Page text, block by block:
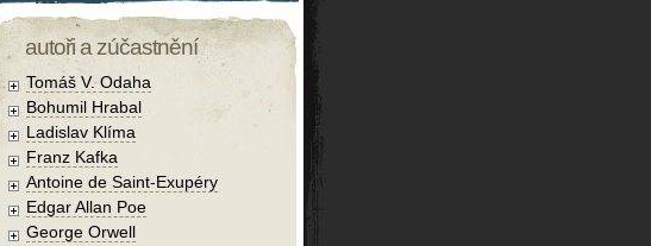
autoři a zúčastnění
Tomáš V. Odaha
Bohumil Hrabal
Ladislav Klíma
Franz Kafka
Antoine de Saint-Exupéry
Edgar Allan Poe
George Orwell